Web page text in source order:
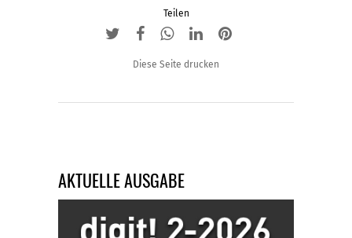
Teilen
Diese Seite drucken
AKTUELLE AUSGABE